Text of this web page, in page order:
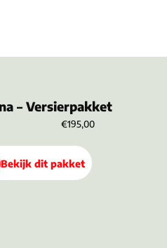
– Versierpakket
€195,00
Bekijk dit pakket